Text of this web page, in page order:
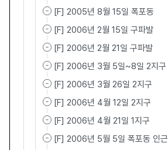
[F] 2005년 8월 15일 폭포동
[F] 2006년 2월 15일 구파발
[F] 2006년 2월 21일 구파발
[F] 2006년 3월 5일~8일 2지구
[F] 2006년 3월 26일 2지구
[F] 2006년 4월 12일 2지구
[F] 2006년 4월 21일 1지구
[F] 2006년 5월 5일 폭포동 인근